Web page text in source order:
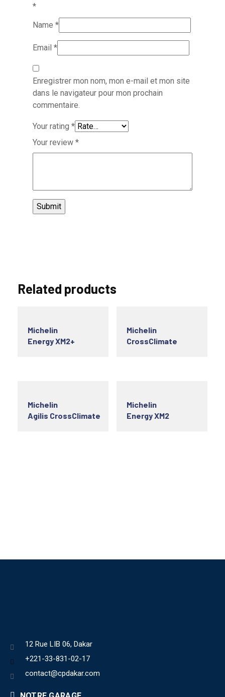
*
Name *
Email *
Enregistrer mon nom, mon e-mail et mon site
dans le navigateur pour mon prochain
commentaire.
Your rating *
Your review *
Related products
Michelin
Energy XM2+
Michelin
CrossClimate
Michelin
Agilis CrossClimate
Michelin
Energy XM2
12 Rue LIB 06, Dakar
+221-33-831-02-17
contact@cpdakar.com